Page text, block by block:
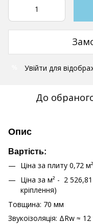
Увійти для
До
Опис
Вартість:
Ціна за плиту 0,72
Ціна за м² - 2
кріплення)
Товщина: 70 мм
Звукоізоляція: ΔRw ≈